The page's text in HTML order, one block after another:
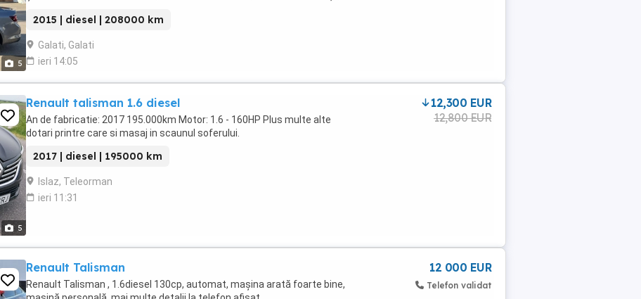
5
2015 | diesel | 208000 km
Galati, Galati
ieri 14:05
5
Renault talisman 1.6 diesel
An de fabricatie: 2017 195.000km Motor: 1.6 - 160HP Plus multe alte
dotari printre care si masaj in scaunul soferului.
2017 | diesel | 195000 km
Islaz, Teleorman
ieri 11:31
12,300 EUR
12,800 EUR
Renault Talisman
Renault Talisman , 1.6diesel 130cp, automat, mașina arată foarte bine,
12 000 EUR
Telefon validat